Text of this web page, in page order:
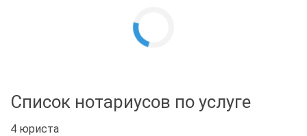
Список нотариусов по услуге
4 юриста